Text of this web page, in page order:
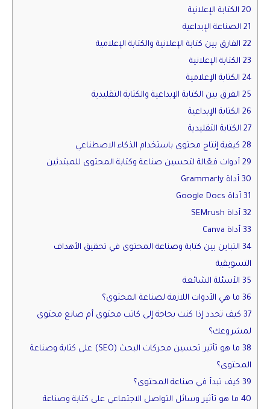
20 الكتابة الإعلانية
21 الصناعة الإبداعية
22 الفارق بين كتابة الإعلانية والكتابة الإعلامية
23 الكتابة الإعلانية
24 الكتابة الإعلامية
25 الفرق بين الكتابة الإبداعية والكتابة التقليدية
26 الكتابة الإبداعية
27 الكتابة التقليدية
28 كيفية إنتاج محتوى باستخدام الذكاء الاصطناعي
29 أدوات فعّالة لتحسين صناعة وكتابة المحتوى للمبتدئين
30 أداة Grammarly
31 أداة Google Docs
32 أداة SEMrush
33 أداة Canva
34 التباين بين كتابة وصناعة المحتوى في تحقيق الأهداف
التسويقية
35 الأسئلة الشائعة
36 ما هي الأدوات اللازمة لصناعة المحتوى؟
37 كيف تحدد إذا كنت بحاجة إلى كاتب محتوى أم صانع محتوى
لمشروعك؟
38 ما هو تأثير تحسين محركات البحث (SEO) على كتابة وصناعة
المحتوى؟
39 كيف تبدأ في صناعة المحتوى؟
40 ما هو تأثير وسائل التواصل الاجتماعي على كتابة وصناعة